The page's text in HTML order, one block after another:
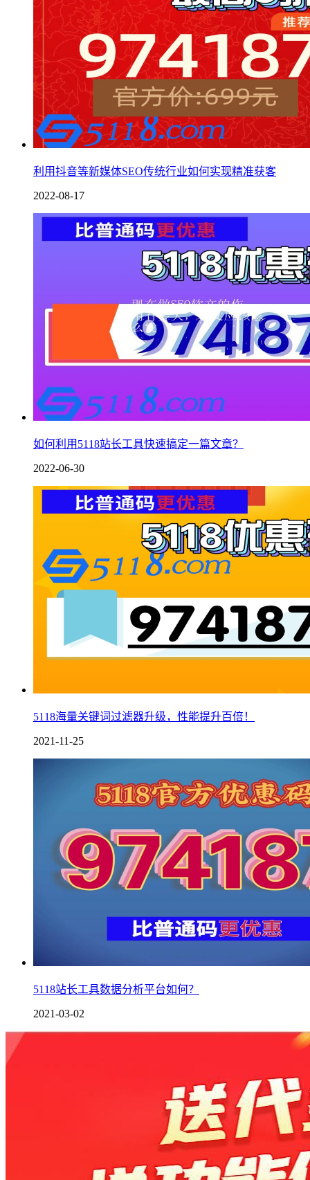
利用抖音等新媒体SEO传统行业如何实现精准获客
2022-08-17
如何利用5118站长工具快速搞定一篇文章？
2022-06-30
5118海量关键词过滤器升级，性能提升百倍！
2021-11-25
5118站长工具数据分析平台如何？
2021-03-02